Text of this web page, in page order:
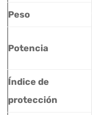
Peso
Potencia
Índice de
protección